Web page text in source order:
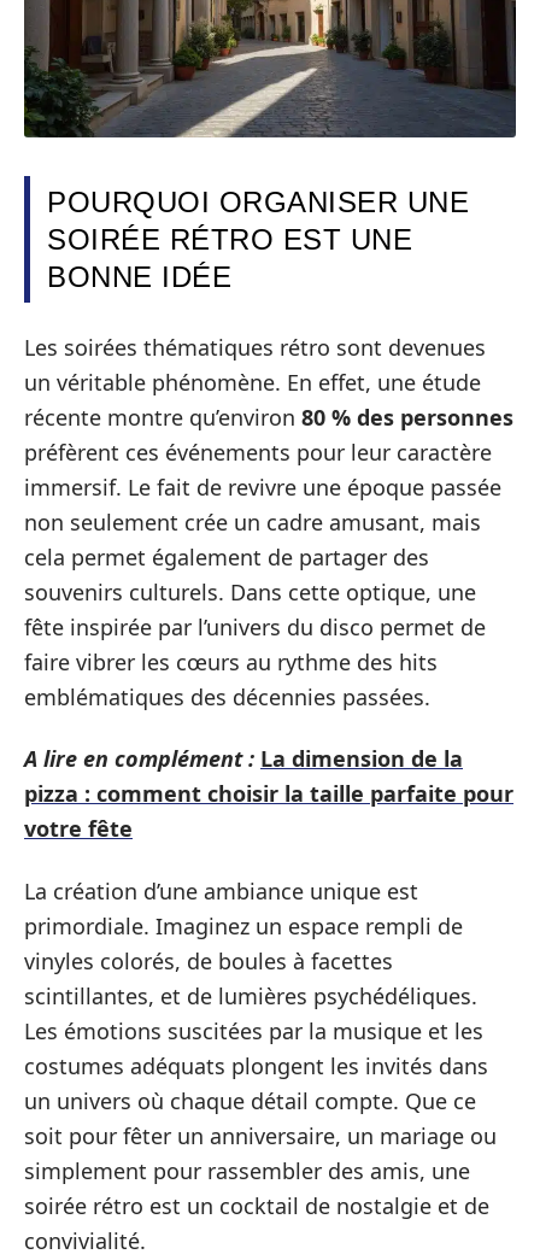
POURQUOI ORGANISER UNE
SOIRÉE RÉTRO EST UNE
BONNE IDÉE
Les soirées thématiques rétro sont devenues
un véritable phénomène. En effet, une étude
récente montre qu’environ 80 % des personnes
préfèrent ces événements pour leur caractère
immersif. Le fait de revivre une époque passée
non seulement crée un cadre amusant, mais
cela permet également de partager des
souvenirs culturels. Dans cette optique, une
fête inspirée par l’univers du disco permet de
faire vibrer les cœurs au rythme des hits
emblématiques des décennies passées.
A lire en complément : La dimension de la
pizza : comment choisir la taille parfaite pour
votre fête
La création d’une ambiance unique est
primordiale. Imaginez un espace rempli de
vinyles colorés, de boules à facettes
scintillantes, et de lumières psychédéliques.
Les émotions suscitées par la musique et les
costumes adéquats plongent les invités dans
un univers où chaque détail compte. Que ce
soit pour fêter un anniversaire, un mariage ou
simplement pour rassembler des amis, une
soirée rétro est un cocktail de nostalgie et de
convivialité.